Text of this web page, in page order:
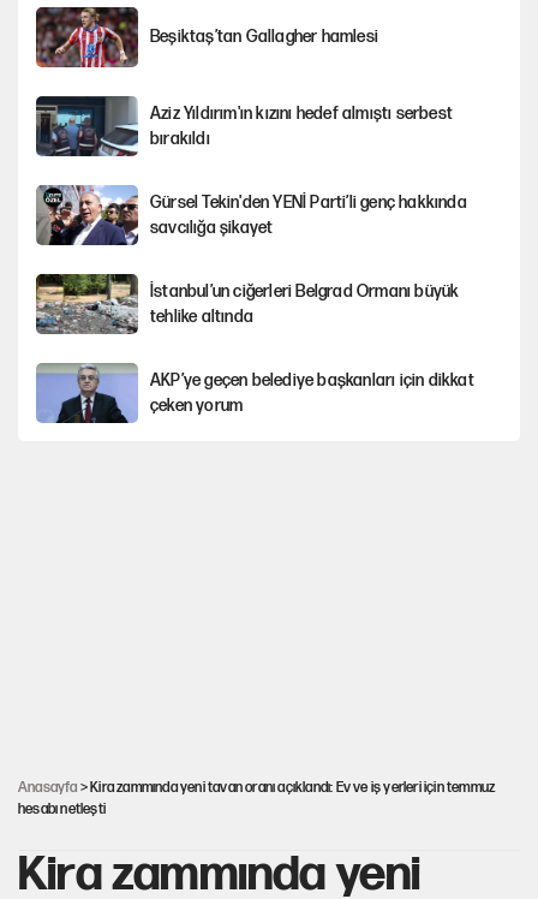
Beşiktaş’tan Gallagher hamlesi
Aziz Yıldırım'ın kızını hedef almıştı serbest
bırakıldı
Gürsel Tekin'den YENİ Parti’li genç hakkında
savcılığa şikayet
İstanbul’un ciğerleri Belgrad Ormanı büyük
tehlike altında
AKP’ye geçen belediye başkanları için dikkat
çeken yorum
Anasayfa > Kira zammında yeni tavan oranı açıklandı: Ev ve iş yerleri için temmuz
hesabı netleşti
Kira zammında yeni